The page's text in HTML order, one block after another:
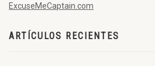
ExcuseMeCaptain.com
ARTÍCULOS RECIENTES